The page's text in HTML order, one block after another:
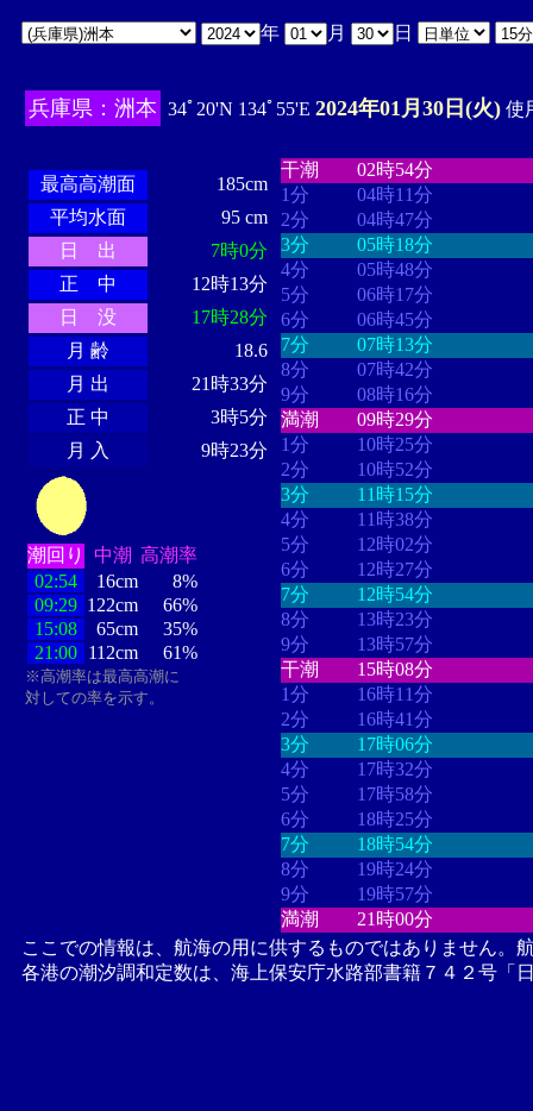
年 月 日
兵庫県：洲本 34ﾟ20'N 134ﾟ55'E 2024年01月30日(火) 使
最高高潮面
185cm
平均水面
95 cm
日 出
7時0分
正 中
12時13分
日 没
17時28分
月 齢
18.6
月 出
21時33分
正 中
3時5分
月 入
9時23分
潮回り 中潮 高潮率
02:54
16cm
8%
09:29 122cm
66%
15:08
65cm
35%
21:00 112cm 61%
※高潮率は最高高潮に
対しての率を示す。
干潮
02時54分
1分
04時11分
2分
04時47分
3分
05時18分
4分
05時48分
5分
06時17分
6分
06時45分
7分
07時13分
8分
07時42分
9分
08時16分
満潮
09時29分
1分
10時25分
2分
10時52分
3分
11時15分
4分
11時38分
5分
12時02分
6分
12時27分
7分
12時54分
8分
13時23分
9分
13時57分
干潮
15時08分
1分
16時11分
2分
16時41分
3分
17時06分
4分
17時32分
5分
17時58分
6分
18時25分
7分
18時54分
8分
19時24分
9分
19時57分
満潮
21時00分
ここでの情報は、航海の用に供するものではありません。
各港の潮汐調和定数は、海上保安庁水路部書籍７４２号「